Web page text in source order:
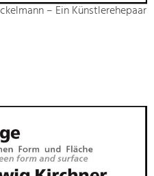
– Ein Künstlerehepaar